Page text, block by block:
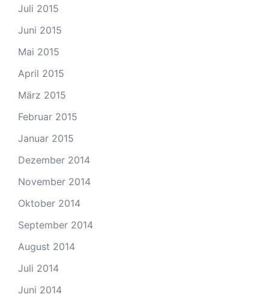
Juli 2015
Juni 2015
Mai 2015
April 2015
März 2015
Februar 2015
Januar 2015
Dezember 2014
November 2014
Oktober 2014
September 2014
August 2014
Juli 2014
Juni 2014